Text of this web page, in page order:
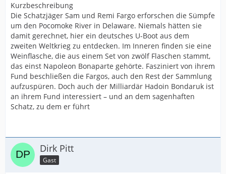
Kurzbeschreibung
Die Schatzjäger Sam und Remi Fargo erforschen die Sümpfe
um den Pocomoke River in Delaware. Niemals hätten sie
damit gerechnet, hier ein deutsches U-Boot aus dem
zweiten Weltkrieg zu entdecken. Im Inneren finden sie eine
Weinflasche, die aus einem Set von zwölf Flaschen stammt,
das einst Napoleon Bonaparte gehörte. Fasziniert von ihrem
Fund beschließen die Fargos, auch den Rest der Sammlung
aufzuspüren. Doch auch der Milliardär Hadoin Bondaruk ist
an ihrem Fund interessiert – und an dem sagenhaften
Schatz, zu dem er führt
Dirk Pitt
Gast